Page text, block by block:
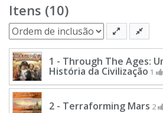
Itens (10)
1 - Through The Ages:
História da Civilização 1
2 - Terraforming Mars 2